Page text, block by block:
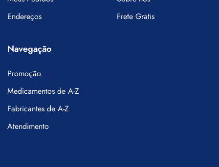
Endereços
Frete Gratis
Navegação
Promoção
Medicamentos de A-Z
Fabricantes de A-Z
Atendimento